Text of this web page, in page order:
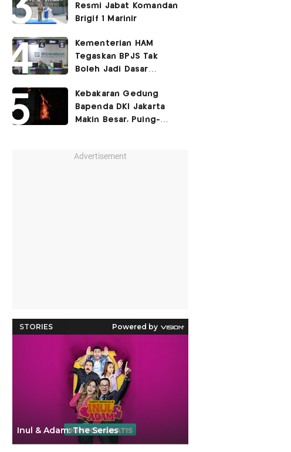
Resmi Jabat Komandan
Brigif 1 Marinir
Kementerian HAM
Tegaskan BPJS Tak
Boleh Jadi Dasar
Layanan Kesehatan
Kebakaran Gedung
Bapenda DKI Jakarta
Makin Besar, Puing-
Advertisement